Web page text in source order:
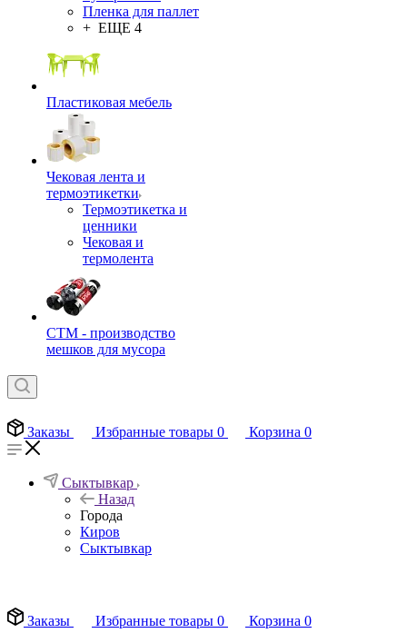
Пленка для паллет
+ ЕЩЕ 4
Пластиковая мебель
Чековая лента и
термоэтикетки
Термоэтикетка и
ценники
Чековая и
термолента
СТМ - производство
мешков для мусора
Заказы Избранные товары 0 Корзина 0
Сыктывкар
Назад
Города
Киров
Сыктывкар
Заказы
Избранные товары 0 Корзина 0